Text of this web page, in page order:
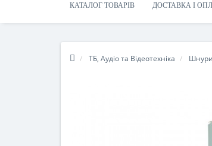
КАТАЛОГ ТОВАРІВ ДОСТАВКА І
ТБ, Аудіо та Відеотехніка Шнури